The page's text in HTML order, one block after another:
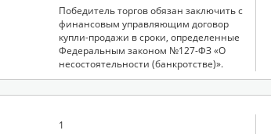
Победитель торгов обязан заключить с
финансовым управляющим договор
купли-продажи в сроки, определенные
Федеральным законом №127-ФЗ «О
несостоятельности (банкротстве)».
1